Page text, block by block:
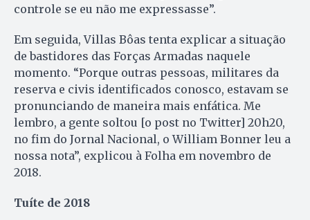
controle se eu não me expressasse”.
Em seguida, Villas Bôas tenta explicar a situação
de bastidores das Forças Armadas naquele
momento. “Porque outras pessoas, militares da
reserva e civis identificados conosco, estavam se
pronunciando de maneira mais enfática. Me
lembro, a gente soltou [o post no Twitter] 20h20,
no fim do Jornal Nacional, o William Bonner leu a
nossa nota”, explicou à Folha em novembro de
2018.
Tuíte de 2018